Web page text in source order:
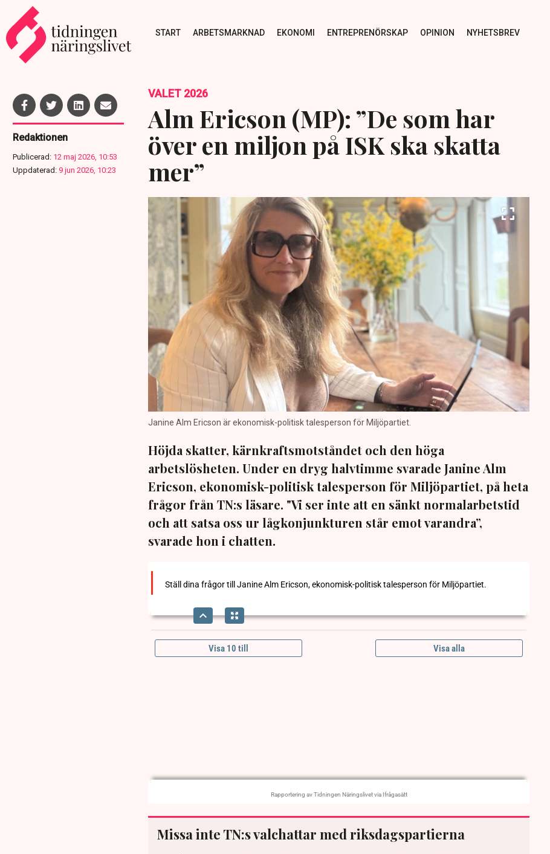
START ARBETSMARKNAD EKONOMI ENTREPRENÖRSKAP OPINION NYHETSBREV
Redaktionen
Publicerad: 12 maj 2026, 10:53
Uppdaterad: 9 jun 2026, 10:23
VALET 2026
Alm Ericson (MP): ”De som har
över en miljon på ISK ska skatta
mer”
Janine Alm Ericson är ekonomisk-politisk talesperson för Miljöpartiet.
Höjda skatter, kärnkraftsmotståndet och den höga
arbetslösheten. Under en dryg halvtimme svarade Janine Alm
Ericson, ekonomisk-politisk talesperson för Miljöpartiet, på heta
frågor från TN:s läsare. "Vi ser inte att en sänkt normalarbetstid
och att satsa oss ur lågkonjunkturen står emot varandra”,
svarade hon i chatten.
Missa inte TN:s valchattar med riksdagspartierna